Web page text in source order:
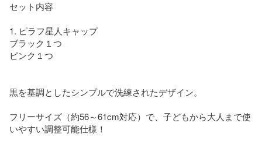
セット内容
1. ピラフ星人キャップ
ブラック１つ
ピンク１つ
黒を基調としたシンプルで洗練されたデザイン。
フリーサイズ（約56～61cm対応）で、子どもから大人まで使
いやすい調整可能仕様！